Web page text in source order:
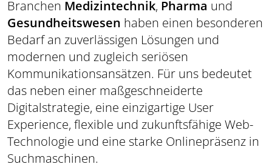
Branchen Medizintechnik, Pharma und
Gesundheitswesen haben einen besonderen
Bedarf an zuverlässigen Lösungen und
modernen und zugleich seriösen
Kommunikationsansätzen. Für uns bedeutet
das neben einer maßgeschneiderte
Digitalstrategie, eine einzigartige User
Experience, flexible und zukunftsfähige Web-
Technologie und eine starke Onlinepräsenz in
Suchmaschinen.